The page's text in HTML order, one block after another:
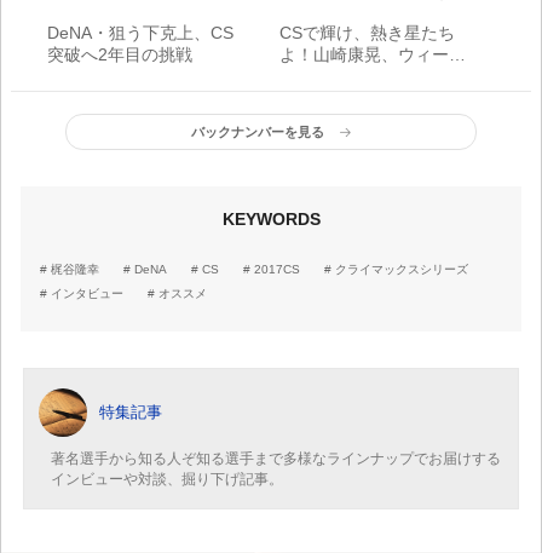
DeNA・狙う下克上、CS
突破へ2年目の挑戦
CSで輝け、熱き星たち
よ！山崎康晃、ウィーラ
也
バックナンバーを見る
KEYWORDS
梶谷隆幸 DeNA CS 2017CS
クライマックスシリーズ
インタビュー
オススメ
特集記事
著名選手から知る人ぞ知る選手まで多様なラインナップでお届けする
インビューや対談、掘り下げ記事。